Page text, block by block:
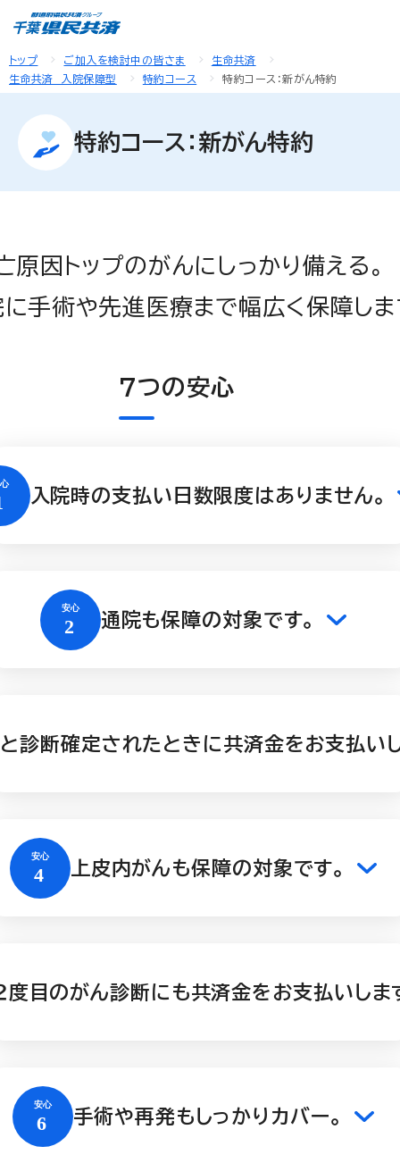
トップ ご加入を検討中の皆さま
生命共済
生命共済 入院保障型
特約コース 特約コース：新がん特約
特約コース：新がん特約
原因トップのがんにしっかり備える。
に手術や先進医療まで幅広く保障しま
７つの安心
入院時の支払い日数限度はありません。
通院も保障の対象です。
診断確定されたときに共済金をお支払い
上皮内がんも保障の対象です。
度目のがん診断にも共済金をお支払いしま
手術や再発もしっかりカバー。